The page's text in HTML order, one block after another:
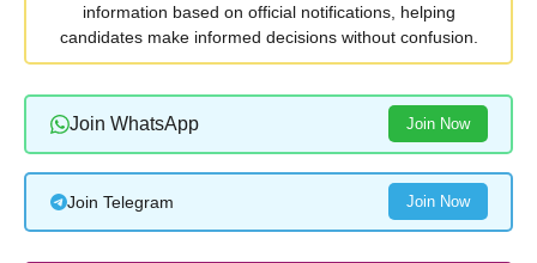
information based on official notifications, helping
candidates make informed decisions without confusion.
Join WhatsApp Join Now
Join Telegram Join Now